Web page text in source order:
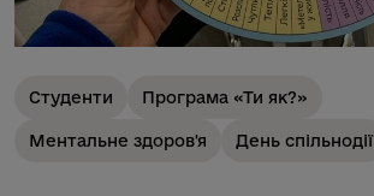
Студенти Програма «Ти як?»
Ментальне здоров'я День спільнодії